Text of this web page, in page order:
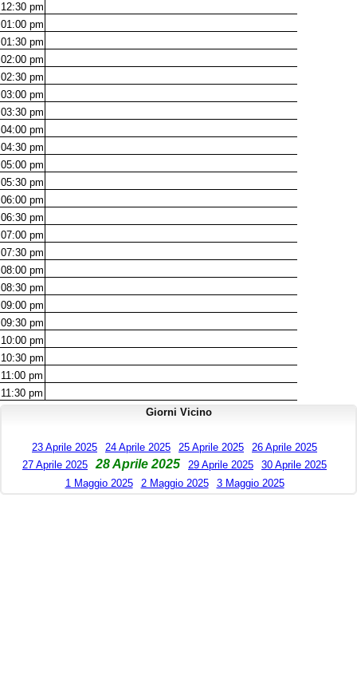
12:30 pm
01:00 pm
01:30 pm
02:00 pm
02:30 pm
03:00 pm
03:30 pm
04:00 pm
04:30 pm
05:00 pm
05:30 pm
06:00 pm
06:30 pm
07:00 pm
07:30 pm
08:00 pm
08:30 pm
09:00 pm
09:30 pm
10:00 pm
10:30 pm
11:00 pm
11:30 pm
Giorni Vicino
23 Aprile 2025 24 Aprile 2025 25 Aprile 2025
26 Aprile 2025
27 Aprile 2025
28 Aprile 2025 29 Aprile 2025
30 Aprile 2025
1 Maggio 2025
2 Maggio 2025 3 Maggio 2025